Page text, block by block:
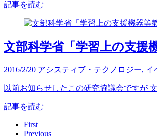
記事を読む
文部科学省「学習上の支援
2016/2/20 アシスティブ・テクノロジー, イ
以前お知らせしたこの研究協議会ですが
記事を読む
First
Previous